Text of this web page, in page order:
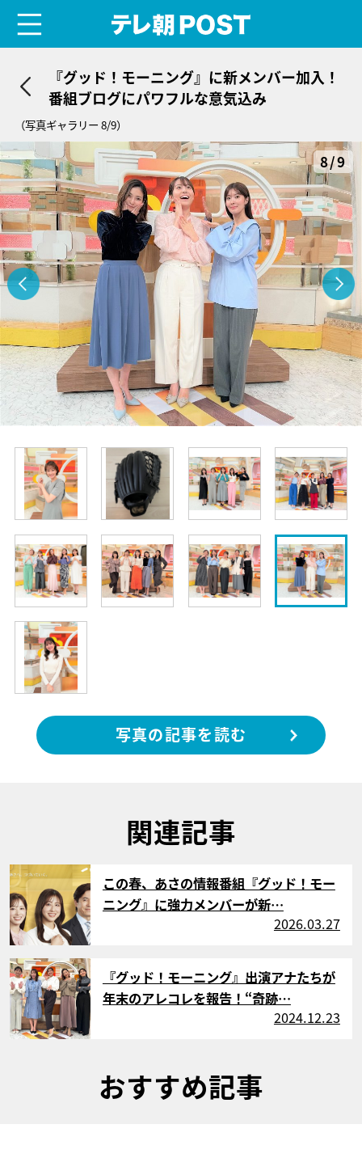
『グッド！モーニング』に新メンバー加入！
番組ブログにパワフルな意気込み
（写真ギャラリー 8/9）
8/9
写真の記事を読む
関連記事
サムネイル
この春、あさの情報番組『グッド！モー
ニング』に強力メンバーが新…
2026.03.27
サムネイル
『グッド！モーニング』出演アナたちが
年末のアレコレを報告！“奇跡…
2024.12.23
おすすめ記事